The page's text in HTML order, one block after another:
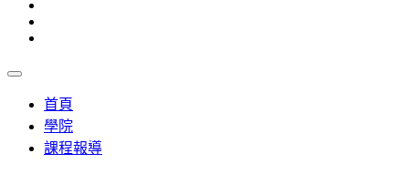
首頁
學院
課程報導